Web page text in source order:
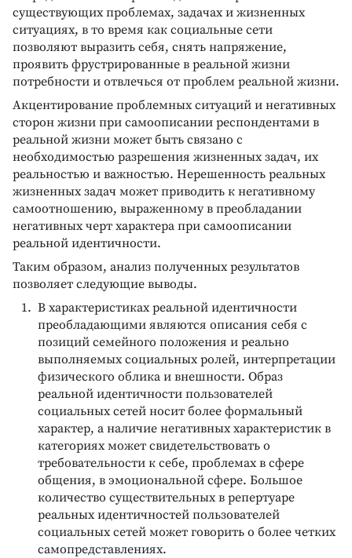
существующих проблемах, задачах и жизненных
ситуациях, в то время как социальные сети
позволяют выразить себя, снять напряжение,
проявить фрустрированные в реальной жизни
потребности и отвлечься от проблем реальной жизни.
Акцентирование проблемных ситуаций и негативных
сторон жизни при самоописании респондентами в
реальной жизни может быть связано с
необходимостью разрешения жизненных задач, их
реальностью и важностью. Нерешенность реальных
жизненных задач может приводить к негативному
самоотношению, выраженному в преобладании
негативных черт характера при самоописании
реальной идентичности.
Таким образом, анализ полученных результатов
позволяет следующие выводы.
В характеристиках реальной идентичности
преобладающими являются описания себя с
позиций семейного положения и реально
выполняемых социальных ролей, интерпретации
физического облика и внешности. Образ
реальной идентичности пользователей
социальных сетей носит более формальный
характер, а наличие негативных характеристик в
категориях может свидетельствовать о
требовательности к себе, проблемах в сфере
общения, в эмоциональной сфере. Большое
количество существительных в репертуаре
реальных идентичностей пользователей
социальных сетей может говорить о более четких
самопредставлениях.